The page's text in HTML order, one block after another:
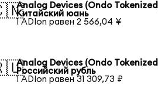
Analog Devices (Ondo
Китайский юань
1 ADIon равен 2 566,04 ¥
Analog Devices (Ondo
Российский рубль
1 ADIon равен 31 309,73 ₽